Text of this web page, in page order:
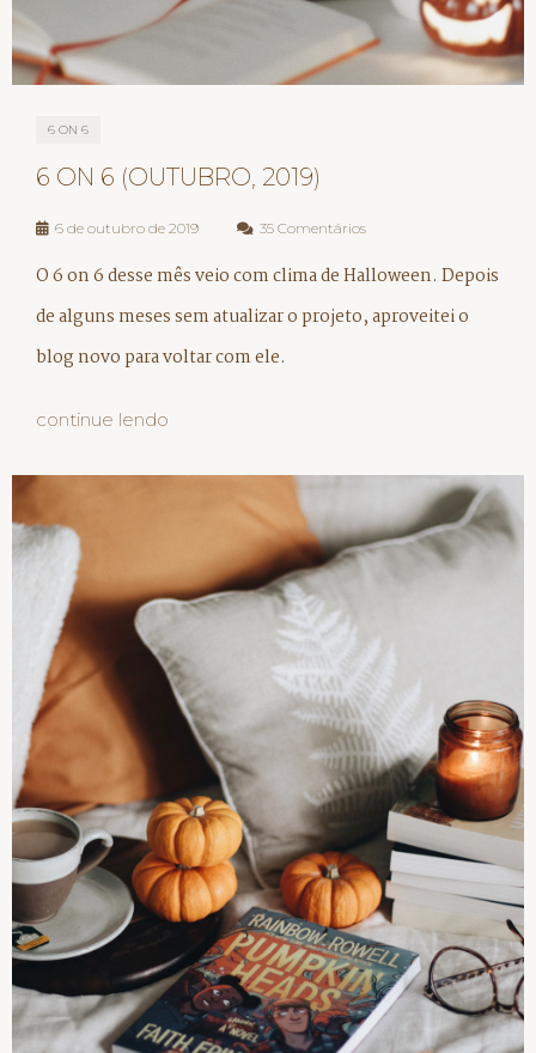
6 ON 6
6 ON 6 (OUTUBRO, 2019)
6 de outubro de 2019 35 Comentários
O 6 on 6 desse mês veio com clima de Halloween. Depois
de alguns meses sem atualizar o projeto, aproveitei o
blog novo para voltar com ele.
continue lendo